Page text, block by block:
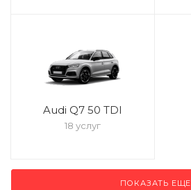
Audi Q7 50 TDI
18 услуг
ПОКАЗАТЬ ЕЩЕ